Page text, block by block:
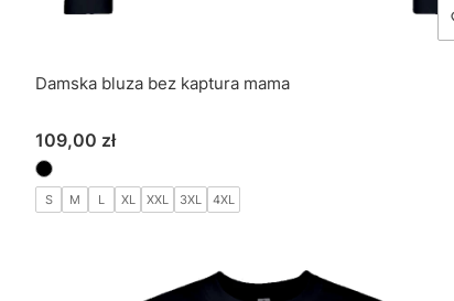
Damska bluza bez kaptura mama
Cena
109,00 zł
S M L XL XXL 3XL 4XL